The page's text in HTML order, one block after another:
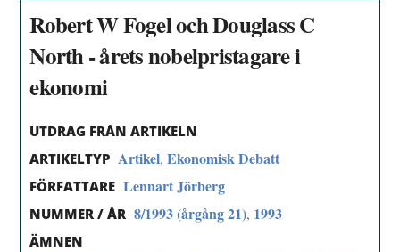
Robert W Fogel och Douglass C
North - årets nobelpristagare i
ekonomi
UTDRAG FRÅN ARTIKELN
ARTIKELTYP Artikel,Ekonomisk Debatt
FÖRFATTARE Lennart Jörberg
NUMMER / ÅR 8/1993 (årgång 21), 1993
ÄMNEN